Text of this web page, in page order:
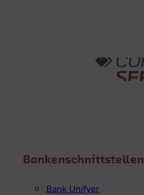
Bankenschnittstellen
Bank Unifyer